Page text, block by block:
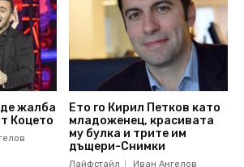
жалба
Коцето
Ето го Кирил Петков като
младоженец, красивата
му булка и трите им
дъщери-Снимки
Лайфстайл Иван Ангелов